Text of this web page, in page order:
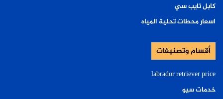
كابل تايب سي
اسعار محطات تحلية المياه
أقسام وتصنيفات
labrador retriever price
خدمات سيو